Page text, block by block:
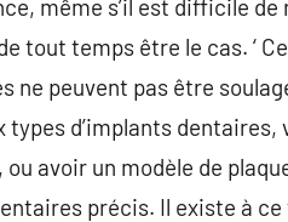
même s’il est difficile
tout temps être le cas. ‘
ne peuvent pas être
types d’implants
ou avoir un modèle de
précis. Il existe à